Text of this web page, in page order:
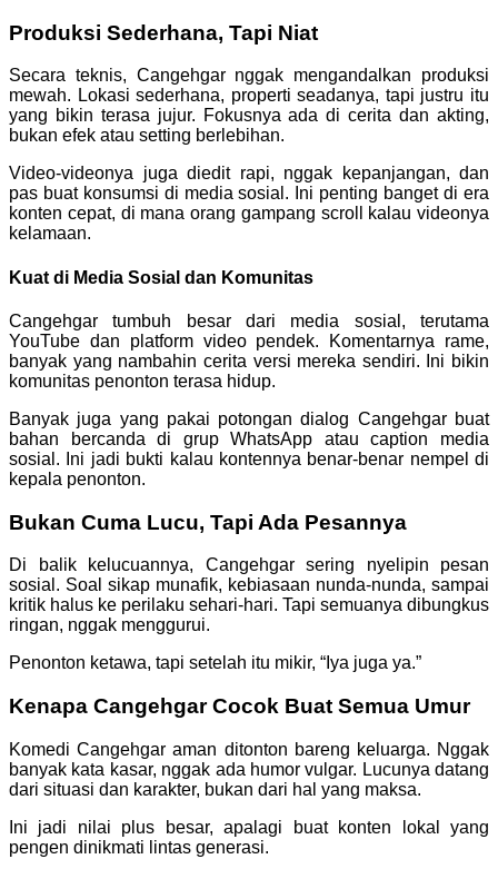
Produksi Sederhana, Tapi Niat
Secara teknis, Cangehgar nggak mengandalkan produksi
mewah. Lokasi sederhana, properti seadanya, tapi justru itu
yang bikin terasa jujur. Fokusnya ada di cerita dan akting,
bukan efek atau setting berlebihan.
Video-videonya juga diedit rapi, nggak kepanjangan, dan
pas buat konsumsi di media sosial. Ini penting banget di era
konten cepat, di mana orang gampang scroll kalau videonya
kelamaan.
Kuat di Media Sosial dan Komunitas
Cangehgar tumbuh besar dari media sosial, terutama
YouTube dan platform video pendek. Komentarnya rame,
banyak yang nambahin cerita versi mereka sendiri. Ini bikin
komunitas penonton terasa hidup.
Banyak juga yang pakai potongan dialog Cangehgar buat
bahan bercanda di grup WhatsApp atau caption media
sosial. Ini jadi bukti kalau kontennya benar-benar nempel di
kepala penonton.
Bukan Cuma Lucu, Tapi Ada Pesannya
Di balik kelucuannya, Cangehgar sering nyelipin pesan
sosial. Soal sikap munafik, kebiasaan nunda-nunda, sampai
kritik halus ke perilaku sehari-hari. Tapi semuanya dibungkus
ringan, nggak menggurui.
Penonton ketawa, tapi setelah itu mikir, “Iya juga ya.”
Kenapa Cangehgar Cocok Buat Semua Umur
Komedi Cangehgar aman ditonton bareng keluarga. Nggak
banyak kata kasar, nggak ada humor vulgar. Lucunya datang
dari situasi dan karakter, bukan dari hal yang maksa.
Ini jadi nilai plus besar, apalagi buat konten lokal yang
pengen dinikmati lintas generasi.